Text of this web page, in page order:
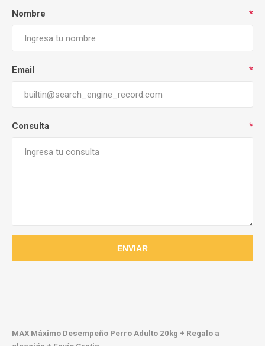
Nombre *
Email *
Consulta *
MAX Máximo Desempeño Perro Adulto 20kg + Regalo a